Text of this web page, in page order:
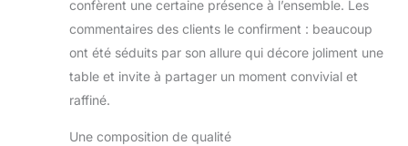
confèrent une certaine présence à l’ensemble. Les
commentaires des clients le confirment : beaucoup
ont été séduits par son allure qui décore joliment une
table et invite à partager un moment convivial et
raffiné.
Une composition de qualité